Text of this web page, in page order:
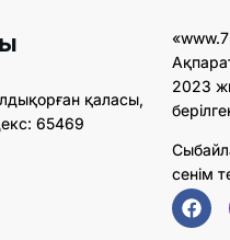
қаласы,
65469
2023
сенім